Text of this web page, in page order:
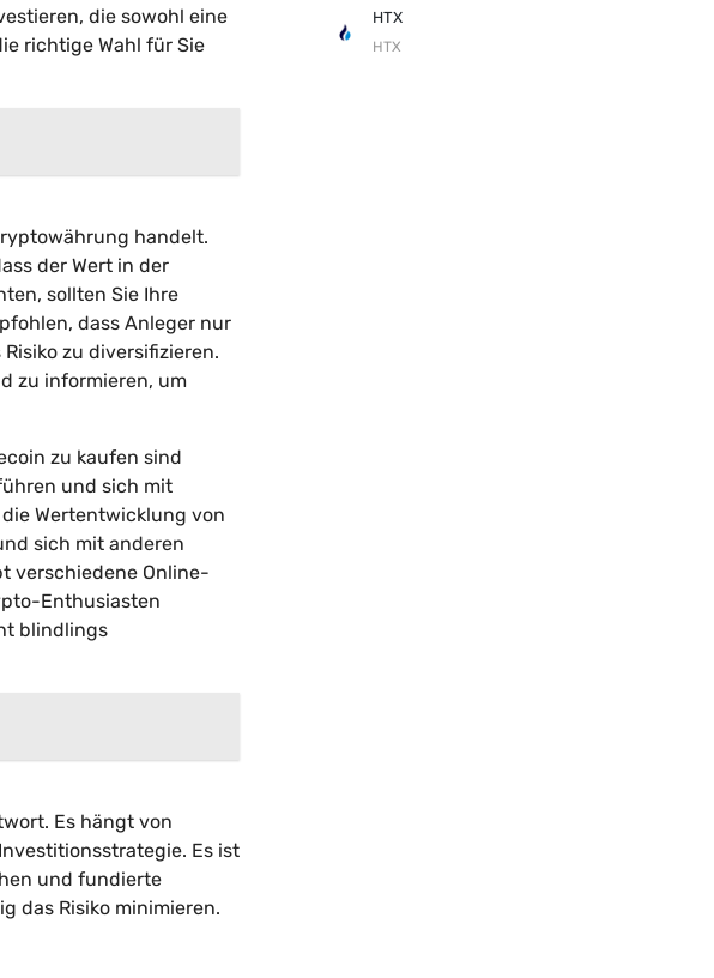
die sowohl eine
richtige Wahl für Sie
handelt.
der Wert in der
sollten Sie Ihre
dass Anleger nur
zu diversifizieren.
zu informieren, um
zu kaufen sind
und sich mit
Wertentwicklung von
sich mit anderen
verschiedene Online-
Enthusiasten
blindlings
Es hängt von
Es ist
und fundierte
das Risiko minimieren.
HTX
HTX